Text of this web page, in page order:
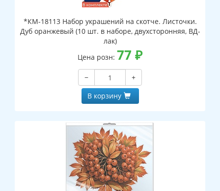
*КМ-18113 Набор украшений на скотче. Листочки.
Дуб оранжевый (10 шт. в наборе, двухсторонняя, ВД-
лак)
Цена розн: 77 ₽
−
+
В корзину